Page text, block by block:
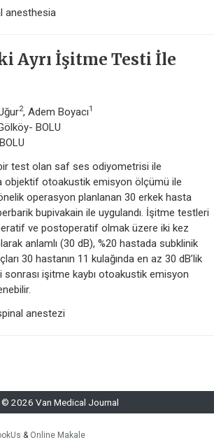
anesthesia
Ayrı İşitme Testi İle
2, Adem Boyacı1
BOLU
test olan saf ses odiyometrisi ile
objektif otoakustik emisyon ölçümü ile
operasyon planlanan 30 erkek hasta
bupivakain ile uygulandı. İşitme testleri
ve postoperatif olmak üzere iki kez
anlamlı (30 dB), %20 hastada subklinik
30 hastanın 11 kulağında en az 30 dB’lik
işitme kaybı otoakustik emisyon
anestezi
2026 Van Medical Journal
& Online Makale